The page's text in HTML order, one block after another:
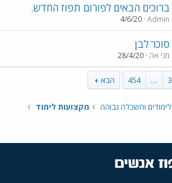
ברוכים הבאים לפורום תפוז החדש.
Admin
4/6/20
סוכר לבן
מני אה 28/4/20
3
…
454 הבא
לימודים והשכלה גבוהה מקצועות לימוד